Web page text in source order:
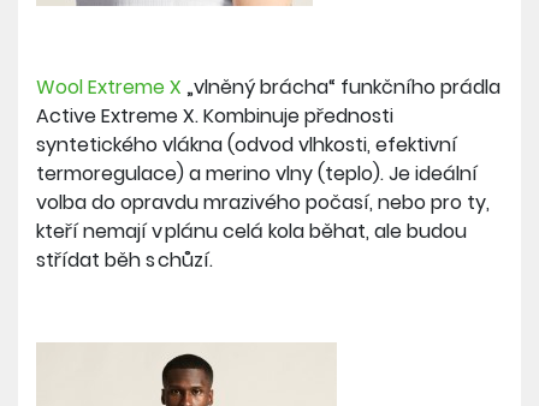
Wool Extreme X „vlněný brácha“ funkčního prádla
Active Extreme X. Kombinuje přednosti
syntetického vlákna (odvod vlhkosti, efektivní
termoregulace) a merino vlny (teplo). Je ideální
volba do opravdu mrazivého počasí, nebo pro ty,
kteří nemají v plánu celá kola běhat, ale budou
střídat běh s chůzí.